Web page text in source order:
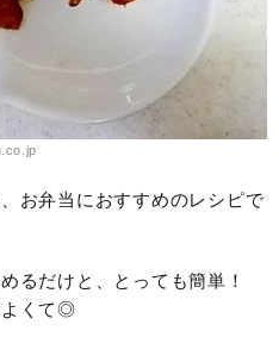
お弁当におすすめのレシピで
るだけと、とっても簡単！
よくて◎